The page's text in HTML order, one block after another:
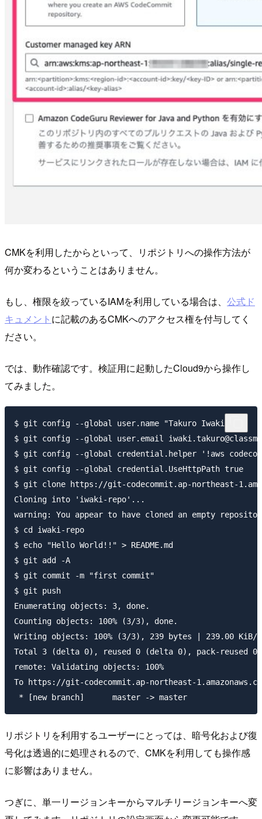
CMKを利用したからといって、リポジトリへの操作方法が
何か変わるということはありません。
もし、権限を絞っているIAMを利用している場合は、 公式ド
キュメント に記載のあるCMKへのアクセス権を付与してく
ださい。
では、動作確認です。検証用に起動したCloud9から操作し
てみました。
$ git config --global
$ git config --global user.email
$ git config --global credential.helper '!aws
$ git config --global credential.UseHttpPath true
$ git clone https://git-codecommit.ap-northeast-
Cloning into 'iwaki-repo'...
warning: You appear to have cloned an empty
$ cd iwaki-repo
$ echo "Hello World!!" > README.md
$ git add -A
$ git commit -m "first commit"
$ git push
Enumerating objects: 3, done.
Counting objects: 100% (3/3), done.
Writing objects: 100% (3/3), 239 bytes | 239.00 KiB/
Total 3 (delta 0), reused 0 (delta 0), pack-reused 0
remote: Validating objects: 100%
To https://git-codecommit.ap-northeast-
リポジトリを利用するユーザーにとっては、暗号化および復
号化は透過的に処理されるので、CMKを利用しても操作感
に影響はありません。
つぎに、単一リージョンキーからマルチリージョンキーへ変